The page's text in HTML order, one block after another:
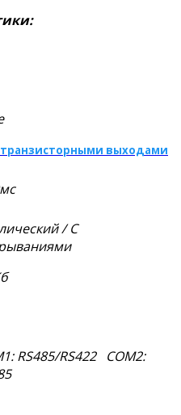
транзисторными выходами
/ С
RS485/RS422 COM2: